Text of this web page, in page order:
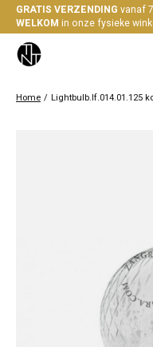
GRATIS VERZENDING vanaf
WELKOM in onze fysieke
Home / Lightbulb.lf.014.01.125